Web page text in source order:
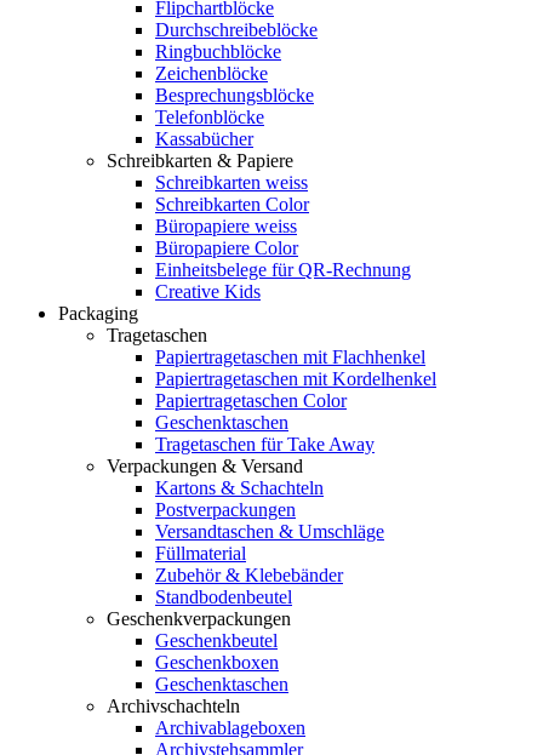
Flipchartblöcke
Durchschreibeblöcke
Ringbuchblöcke
Zeichenblöcke
Besprechungsblöcke
Telefonblöcke
Kassabücher
Schreibkarten & Papiere
Schreibkarten weiss
Schreibkarten Color
Büropapiere weiss
Büropapiere Color
Einheitsbelege für QR-Rechnung
Creative Kids
Packaging
Tragetaschen
Papiertragetaschen mit Flachhenkel
Papiertragetaschen mit Kordelhenkel
Papiertragetaschen Color
Geschenktaschen
Tragetaschen für Take Away
Verpackungen & Versand
Kartons & Schachteln
Postverpackungen
Versandtaschen & Umschläge
Füllmaterial
Zubehör & Klebebänder
Standbodenbeutel
Geschenkverpackungen
Geschenkbeutel
Geschenkboxen
Geschenktaschen
Archivschachteln
Archivablageboxen
Archivstehsammler